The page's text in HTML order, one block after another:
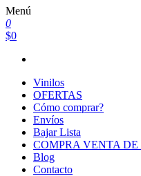
Menú
0
$0
Vinilos
OFERTAS
Cómo comprar?
Envíos
Bajar Lista
COMPRA VENTA
Blog
Contacto